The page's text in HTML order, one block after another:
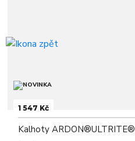
1 547 Kč
Kalhoty ARDON®ULTRITE®